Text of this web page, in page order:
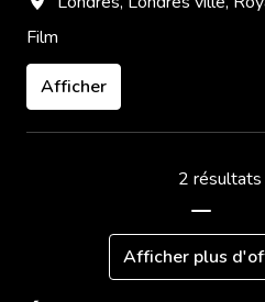
Film
Afficher
2
Afficher plus